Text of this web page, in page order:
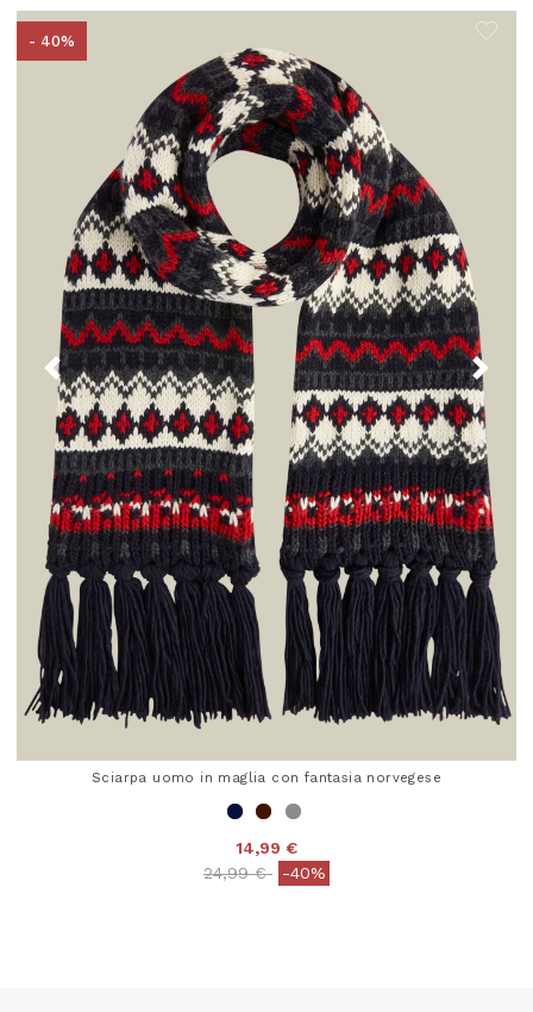
- 40%
Sciarpa uomo in maglia con fantasia norvegese
14,99 €
Price reduced from
24,99 €to-40%